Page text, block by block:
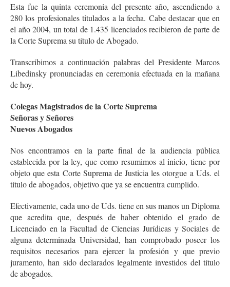
Esta fue la quinta ceremonia del presente año, ascendiendo a
280 los profesionales titulados a la fecha. Cabe destacar que en
el año 2004, un total de 1.435 licenciados recibieron de parte de
la Corte Suprema su título de Abogado.
Transcribimos a continuación palabras del Presidente Marcos
Libedinsky pronunciadas en ceremonia efectuada en la mañana
de hoy.
Colegas Magistrados de la Corte Suprema
Señoras y Señores
Nuevos Abogados
Nos encontramos en la parte final de la audiencia pública
establecida por la ley, que como resumimos al inicio, tiene por
objeto que esta Corte Suprema de Justicia les otorgue a Uds. el
título de abogados, objetivo que ya se encuentra cumplido.
Efectivamente, cada uno de Uds. tiene en sus manos un Diploma
que acredita que, después de haber obtenido el grado de
Licenciado en la Facultad de Ciencias Jurídicas y Sociales de
alguna determinada Universidad, han comprobado poseer los
requisitos necesarios para ejercer la profesión y que previo
juramento, han sido declarados legalmente investidos del título
de abogados.